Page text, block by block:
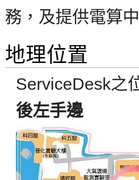
務，及提供電算
地理位置
ServiceDesk之
後左手邊